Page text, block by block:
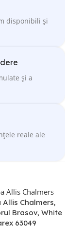
disponibili și
și a
reale ale
Chalmers,
Brasov, White
63049